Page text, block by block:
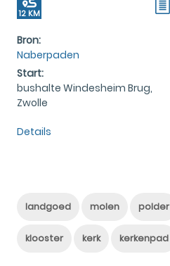
12 KM
Bron:
Naberpaden
Start:
bushalte Windesheim Brug,
Zwolle
Details
landgoed molen polder
klooster kerk kerkenpad